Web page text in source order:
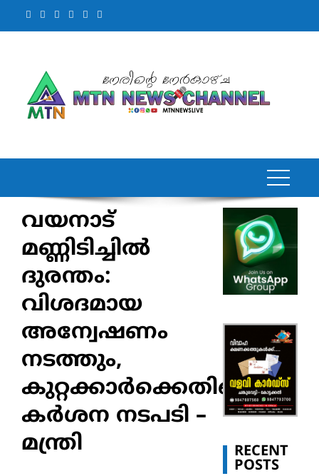
വയനാട്
മണ്ണിടിച്ചിൽ
ദുരന്തം:
വിശദമായ
അന്വേഷണം
നടത്തും,
കുറ്റക്കാർക്കെതിരെ
കർശന നടപടി –
മന്ത്രി
RECENT
POSTS